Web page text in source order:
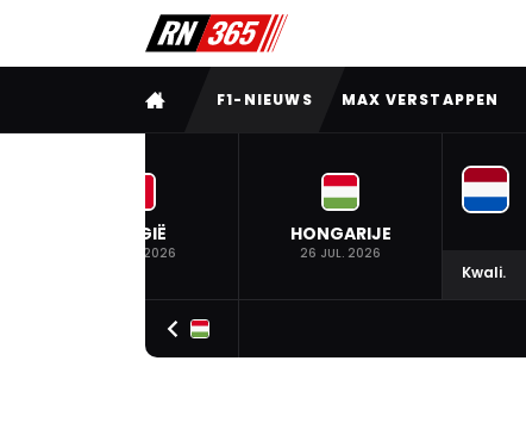
VOLLEDIG MENU
F1-NIEUWS MAX VERSTAPPEN
BELGIË
19 JUL. 2026
HONGARIJE
26 JUL. 2026
Kwali.